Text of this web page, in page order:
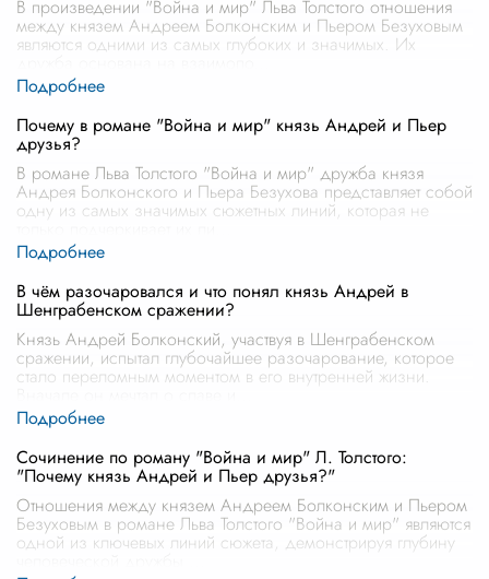
В произведении "Война и мир" Льва Толстого отношения
между князем Андреем Болконским и Пьером Безуховым
являются одними из самых глубоких и значимых. Их
Почему в романе "Война и мир" князь Андрей и Пьер
друзья?
В романе Льва Толстого "Война и мир" дружба князя
Андрея Болконского и Пьера Безухова представляет собой
одну из самых значимых сюжетных линий, которая не
В чём разочаровался и что понял князь Андрей в
Шенграбенском сражении?
Князь Андрей Болконский, участвуя в Шенграбенском
сражении, испытал глубочайшее разочарование, которое
стало переломным моментом в его внутренней жизни.
Сочинение по роману "Война и мир" Л. Толстого:
"Почему князь Андрей и Пьер друзья?"
Отношения между князем Андреем Болконским и Пьером
Безуховым в романе Льва Толстого "Война и мир" являются
одной из ключевых линий сюжета, демонстрируя глубину